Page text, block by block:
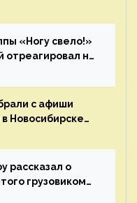
«Ногу свело!»
отреагировал на
с афиши
Новосибирске
рассказал о
грузовиком